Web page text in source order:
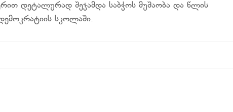
დეტალურად შეჯამდა საბჭოს მუშაობა და წლის
სკოლაში.